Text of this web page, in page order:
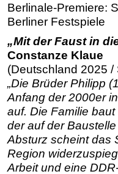
Berlinale-Premiere:
Berliner Festspiele
„Mit der Faust in
Constanze Klaue
(Deutschland 2025 /
„Die Brüder Philipp
Anfang der 2000er
auf. Die Familie
der auf der
Absturz scheint das
Region
Arbeit und eine